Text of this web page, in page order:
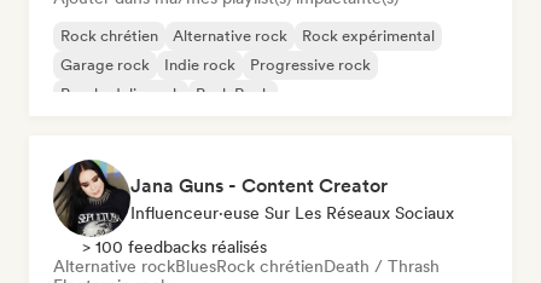
Rock chrétien Alternative rock
Rock expérimental
Garage rock
Indie rock
Progressive rock
Psychedelic rock
Punk Rock
Jana Guns - Content Creator
Influenceur·euse Sur Les Réseaux Sociaux
> 100 feedbacks réalisés
Alternative rockBluesRock chrétienDeath / Thrash